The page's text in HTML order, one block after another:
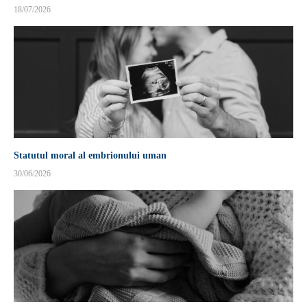
18/07/2026
Statutul moral al embrionului uman
30/06/2026